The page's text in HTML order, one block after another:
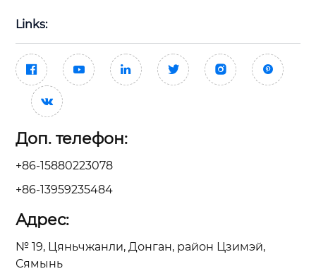
Links:
     

Доп. телефон:
+86-15880223078
+86-13959235484
Адрес:
№ 19, Цяньчжанли, Донган, район Цзимэй,
Сямынь